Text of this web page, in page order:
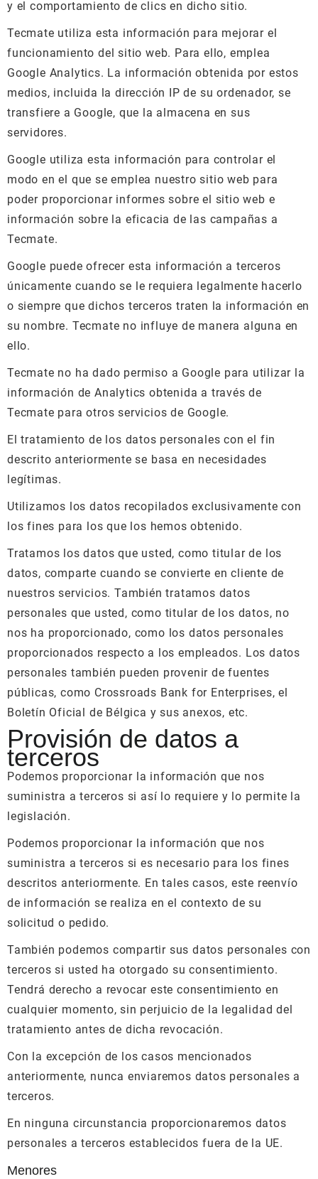
y el comportamiento de clics en dicho sitio.
Tecmate utiliza esta información para mejorar el
funcionamiento del sitio web. Para ello, emplea
Google Analytics. La información obtenida por estos
medios, incluida la dirección IP de su ordenador, se
transfiere a Google, que la almacena en sus
servidores.
Google utiliza esta información para controlar el
modo en el que se emplea nuestro sitio web para
poder proporcionar informes sobre el sitio web e
información sobre la eficacia de las campañas a
Tecmate.
Google puede ofrecer esta información a terceros
únicamente cuando se le requiera legalmente hacerlo
o siempre que dichos terceros traten la información en
su nombre. Tecmate no influye de manera alguna en
ello.
Tecmate no ha dado permiso a Google para utilizar la
información de Analytics obtenida a través de
Tecmate para otros servicios de Google.
El tratamiento de los datos personales con el fin
descrito anteriormente se basa en necesidades
legítimas.
Utilizamos los datos recopilados exclusivamente con
los fines para los que los hemos obtenido.
Tratamos los datos que usted, como titular de los
datos, comparte cuando se convierte en cliente de
nuestros servicios. También tratamos datos
personales que usted, como titular de los datos, no
nos ha proporcionado, como los datos personales
proporcionados respecto a los empleados. Los datos
personales también pueden provenir de fuentes
públicas, como Crossroads Bank for Enterprises, el
Boletín Oficial de Bélgica y sus anexos, etc.
Provisión de datos a
terceros
Podemos proporcionar la información que nos
suministra a terceros si así lo requiere y lo permite la
legislación.
Podemos proporcionar la información que nos
suministra a terceros si es necesario para los fines
descritos anteriormente. En tales casos, este reenvío
de información se realiza en el contexto de su
solicitud o pedido.
También podemos compartir sus datos personales con
terceros si usted ha otorgado su consentimiento.
Tendrá derecho a revocar este consentimiento en
cualquier momento, sin perjuicio de la legalidad del
tratamiento antes de dicha revocación.
Con la excepción de los casos mencionados
anteriormente, nunca enviaremos datos personales a
terceros.
En ninguna circunstancia proporcionaremos datos
personales a terceros establecidos fuera de la UE.
Menores